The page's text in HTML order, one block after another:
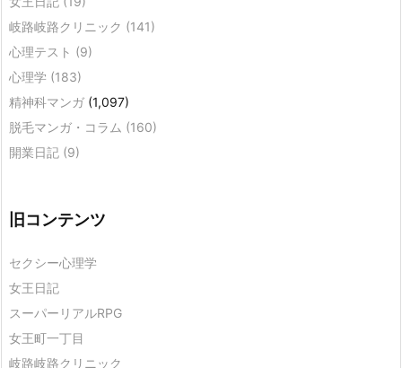
岐路岐路クリニック (141)
心理テスト (9)
心理学 (183)
精神科マンガ (1,097)
脱毛マンガ・コラム (160)
開業日記 (9)
旧コンテンツ
セクシー心理学
女王日記
スーパーリアルRPG
女王町一丁目
岐路岐路クリニック